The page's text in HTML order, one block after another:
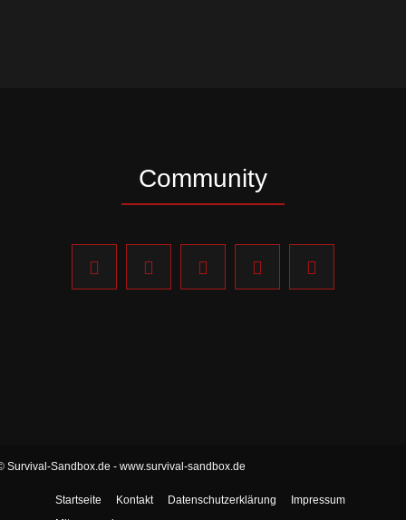
Community
Survival-Sandbox.de - www.survival-sandbox.de
Startseite Kontakt Datenschutzerklärung
Impressum